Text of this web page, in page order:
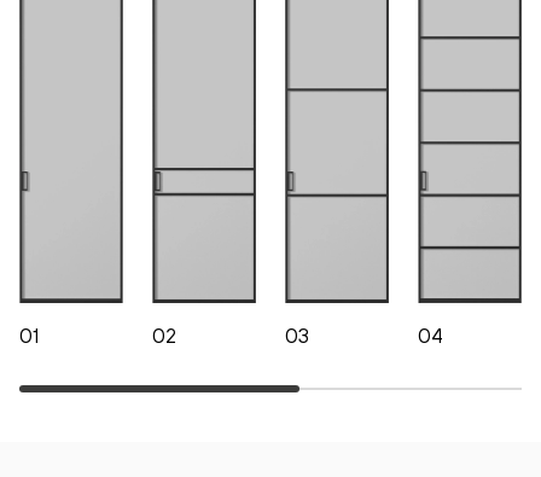
01 02 03 04